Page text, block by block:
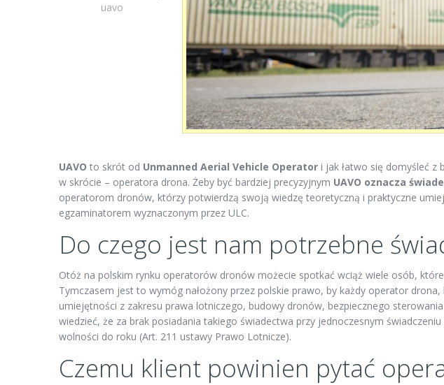
uavo
UAVO to skrót od Unmanned Aerial Vehicle Operator i jak łatwo się domyśleć z
w skrócie – operatora drona. Żeby być bardziej precyzyjnym UAVO oznacza
operatorom dronów, którzy potwierdzą swoją wiedzę teoretyczną i praktyczne
egzaminatorem wyznaczonym przez ULC.
Do czego jest nam potrzebne
Otóż na polskim rynku operatorów dronów możecie spotkać wciąż wiele osób,
Tymczasem jest to wymóg nałożony przez polskie prawo, by każdy operator
umiejętności z zakresu prawa lotniczego, budowy dronów, bezpiecznego
wiedzieć, że za brak posiadania takiego świadectwa przy jednoczesnym
wolności do roku (Art. 211 ustawy Prawo Lotnicze).
Czemu klient powinien pytać